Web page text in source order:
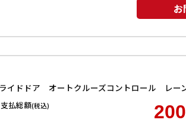
お
支払総額(税込) 200